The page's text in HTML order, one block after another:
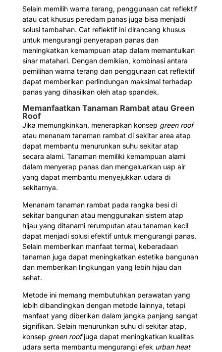
Selain memilih warna terang, penggunaan cat reflektif
atau cat khusus peredam panas juga bisa menjadi
solusi tambahan. Cat reflektif ini dirancang khusus
untuk mengurangi penyerapan panas dan
meningkatkan kemampuan atap dalam memantulkan
sinar matahari. Dengan demikian, kombinasi antara
pemilihan warna terang dan penggunaan cat reflektif
dapat memberikan perlindungan maksimal terhadap
panas yang dihasilkan oleh atap spandek.
Memanfaatkan Tanaman Rambat atau Green
Roof
Jika memungkinkan, menerapkan konsep green roof
atau menanam tanaman rambat di sekitar area atap
dapat membantu menurunkan suhu sekitar atap
secara alami. Tanaman memiliki kemampuan alami
dalam menyerap panas dan mengeluarkan uap air
yang dapat membantu menyejukkan udara di
sekitarnya.
Menanam tanaman rambat pada rangka besi di
sekitar bangunan atau menggunakan sistem atap
hijau yang ditanami rerumputan atau tanaman kecil
dapat menjadi solusi efektif untuk mengurangi panas.
Selain memberikan manfaat termal, keberadaan
tanaman juga dapat meningkatkan estetika bangunan
dan memberikan lingkungan yang lebih hijau dan
sehat.
Metode ini memang membutuhkan perawatan yang
lebih dibandingkan dengan metode lainnya, tetapi
manfaat yang diberikan dalam jangka panjang sangat
signifikan. Selain menurunkan suhu di sekitar atap,
konsep green roofjuga dapat meningkatkan kualitas
udara serta membantu mengurangi efek urban heat